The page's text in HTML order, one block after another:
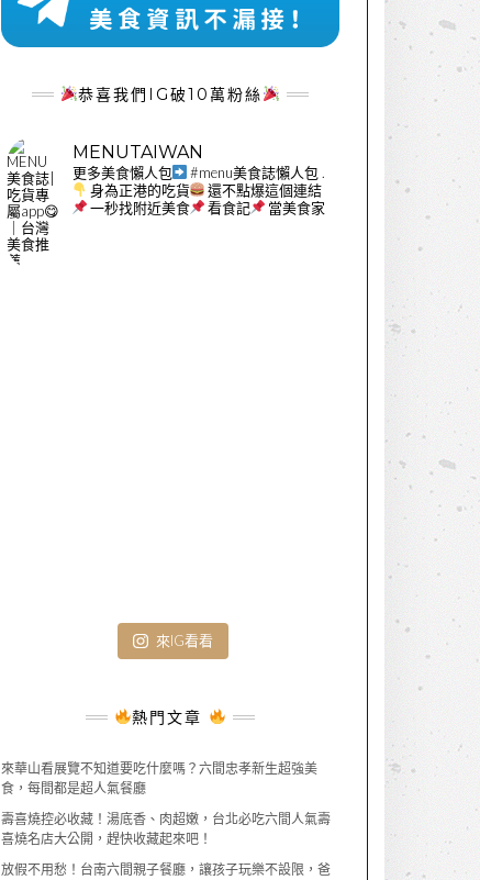
恭喜我們IG破10萬粉絲
MENUTAIWAN
更多美食懶人包 #menu美食誌懶人包 .
身為正港的吃貨
還不點爆這個連結
一秒找附近美食
看食記 當美食家
來IG看看
熱門文章
來華山看展覽不知道要吃什麼嗎？六間忠孝新生超強美
食，每間都是超人氣餐廳
壽喜燒控必收藏！湯底香、肉超嫩，台北必吃六間人氣壽
喜燒名店大公開，趕快收藏起來吧！
放假不用愁！台南六間親子餐廳，讓孩子玩樂不設限，爸